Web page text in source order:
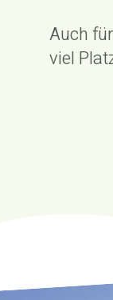
Auch
viel